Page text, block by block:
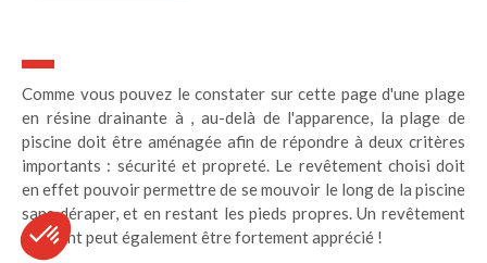
Comme vous pouvez le constater sur cette page d'une plage
en résine drainante à , au-delà de l'apparence, la plage de
piscine doit être aménagée afin de répondre à deux critères
importants : sécurité et propreté. Le revêtement choisi doit
en effet pouvoir permettre de se mouvoir le long de la piscine
sans déraper, et en restant les pieds propres. Un revêtement
drainant peut également être fortement apprécié !